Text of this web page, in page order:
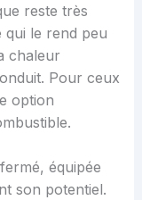
reste très
qui le rend peu
chaleur
Pour ceux
option
équipée
son potentiel.